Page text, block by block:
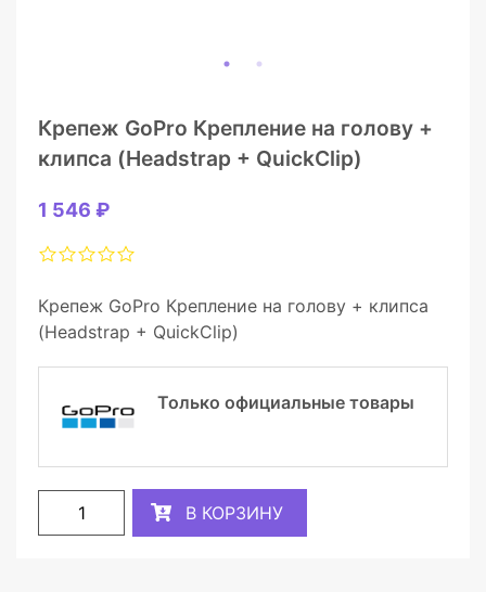
Крепеж GoPro Крепление на голову +
клипса (Headstrap + QuickClip)
1 546 ₽
Крепеж GoPro Крепление на голову + клипса
(Headstrap + QuickClip)
Только официальные товары
В КОРЗИНУ